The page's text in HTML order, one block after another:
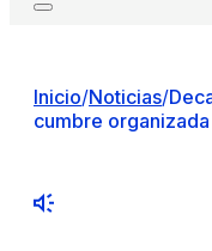
Inicio/Noticias/
cumbre